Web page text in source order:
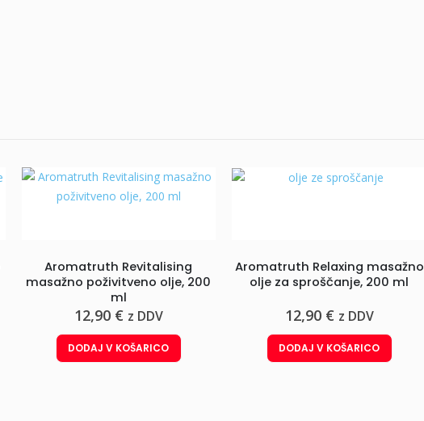
Aromatruth Revitalising
masažno poživitveno olje, 200
ml
12,90 € z DDV
DODAJ V KOŠARICO
Aromatruth Relaxing masažno
olje za sproščanje, 200 ml
12,90 € z DDV
DODAJ V KOŠARICO